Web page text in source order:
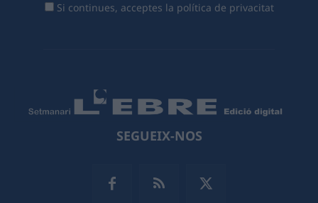
Si continues, acceptes la política de privacitat
SEGUEIX-NOS